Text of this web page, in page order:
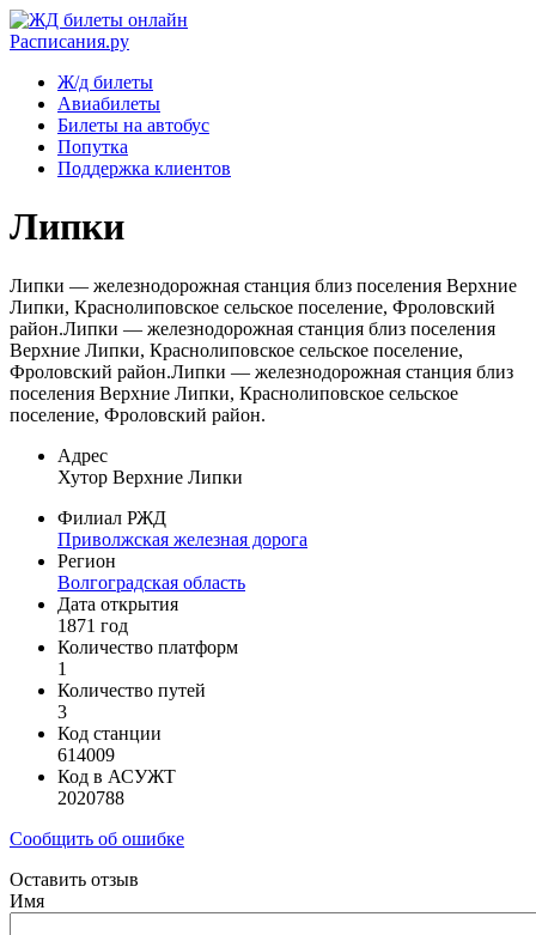
Расписания.ру
Ж/д билеты
Авиабилеты
Билеты на автобус
Попутка
Поддержка клиентов
Липки
Липки — железнодорожная станция близ поселения Верхние
Липки, Краснолиповское сельское поселение, Фроловский
район.Липки — железнодорожная станция близ поселения
Верхние Липки, Краснолиповское сельское поселение,
Фроловский район.Липки — железнодорожная станция близ
поселения Верхние Липки, Краснолиповское сельское
поселение, Фроловский район.
Адрес
Хутор Верхние Липки
Филиал РЖД
Приволжская железная дорога
Регион
Волгоградская область
Дата открытия
1871 год
Количество платформ
1
Количество путей
3
Код станции
614009
Код в АСУЖТ
2020788
Сообщить об ошибке
Оставить отзыв
Имя